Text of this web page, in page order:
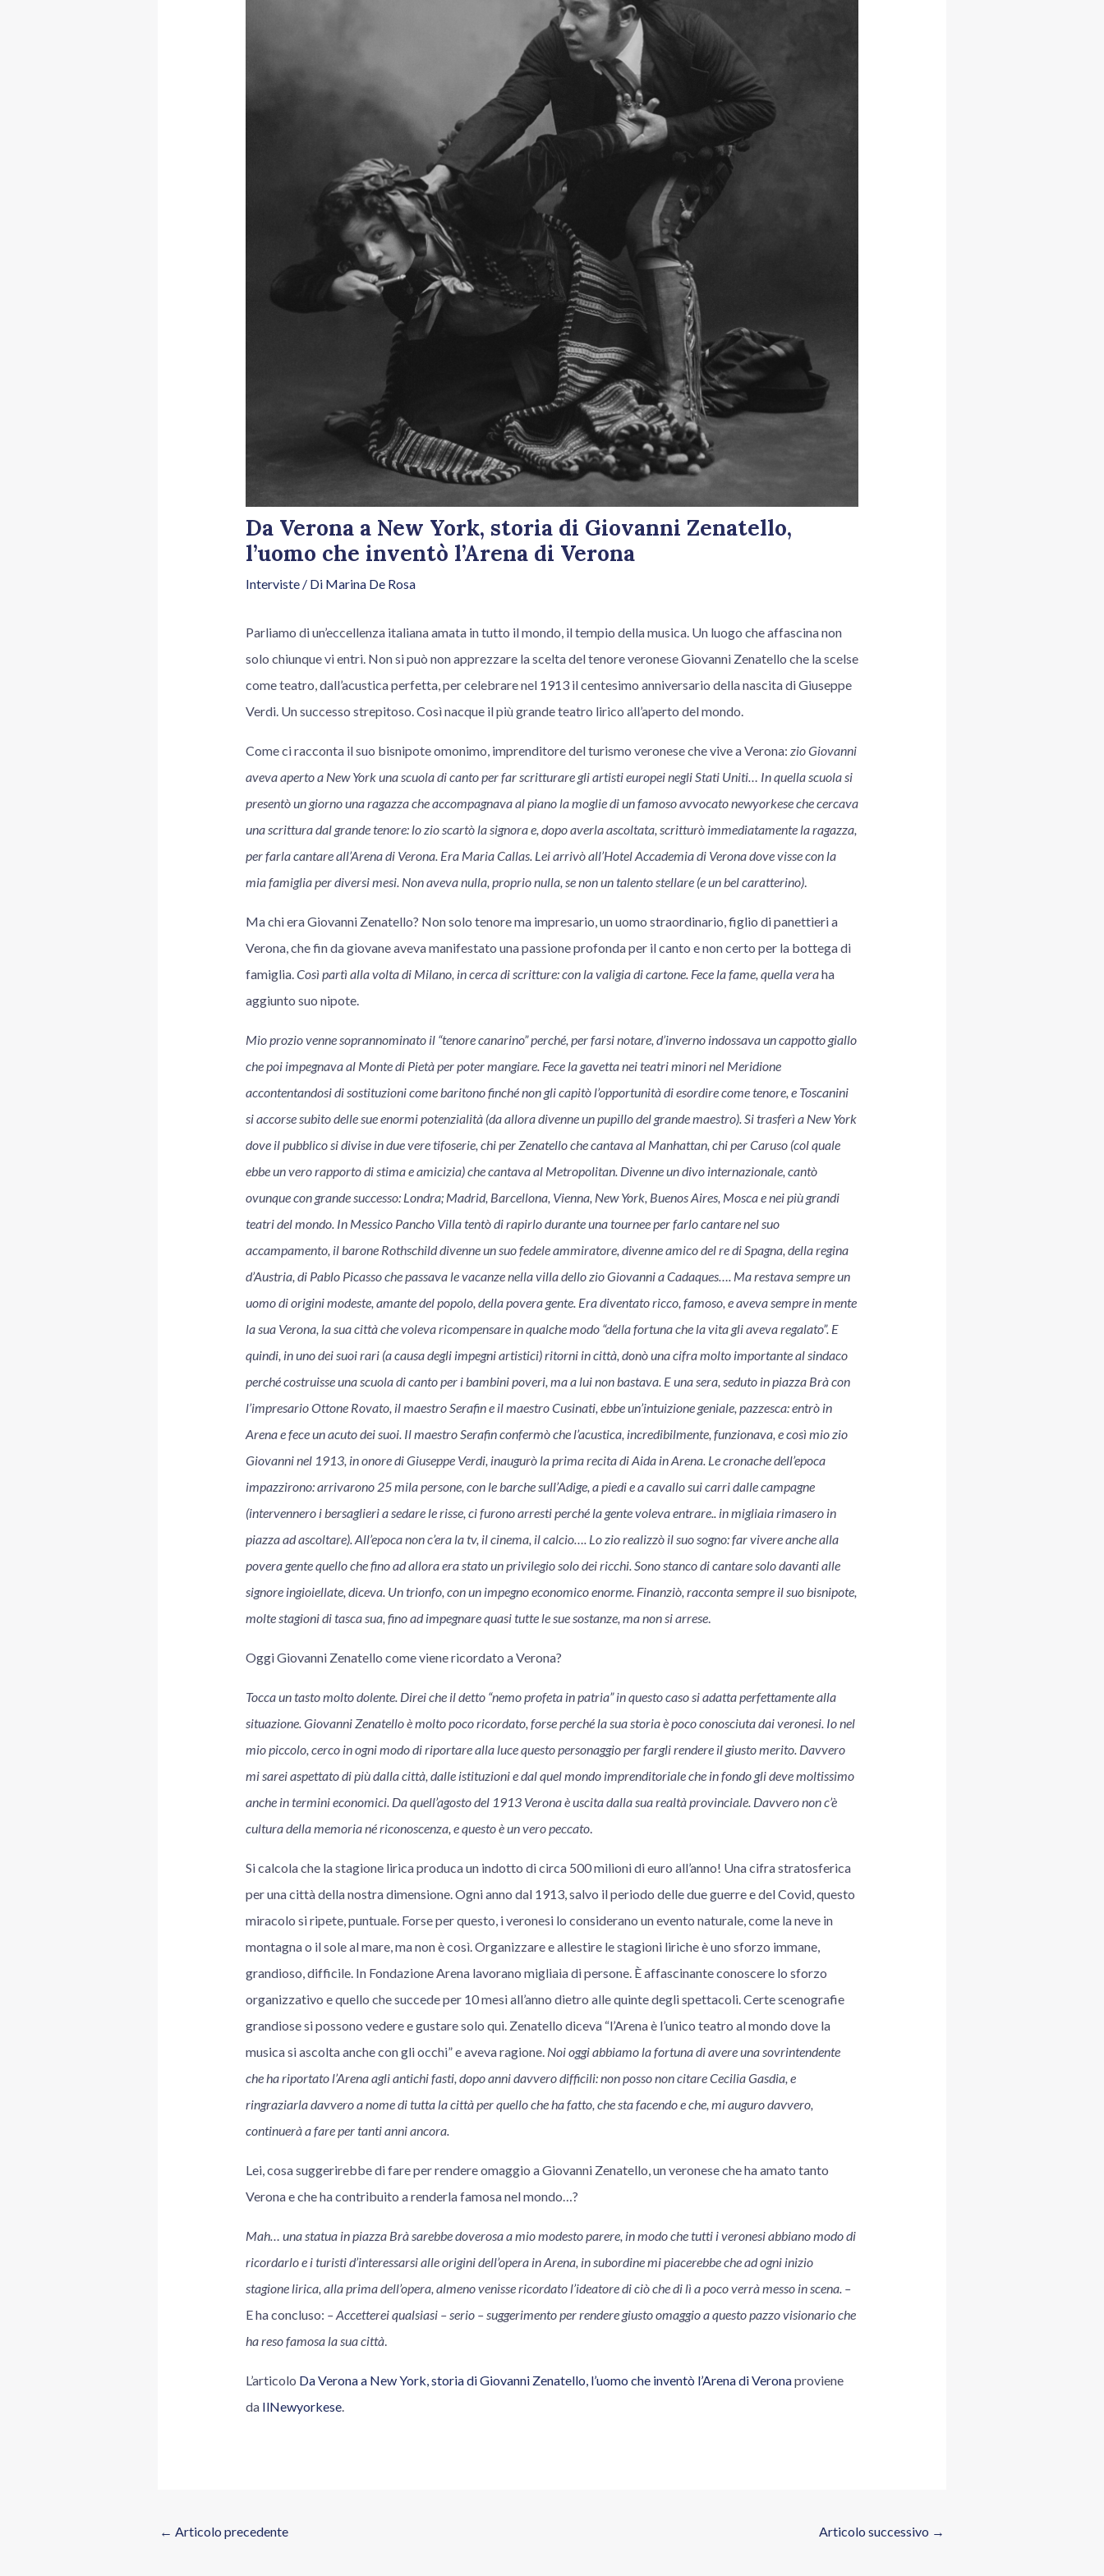
Da Verona a New York, storia di Giovanni Zenatello,
l’uomo che inventò l’Arena di Verona
Interviste/ Di Marina De Rosa
Parliamo di un’eccellenza italiana amata in tutto il mondo, il tempio della musica. Un luogo che affascina non
solo chiunque vi entri. Non si può non apprezzare la scelta del tenore veronese Giovanni Zenatello che la scelse
come teatro, dall’acustica perfetta, per celebrare nel 1913 il centesimo anniversario della nascita di Giuseppe
Verdi. Un successo strepitoso. Così nacque il più grande teatro lirico all’aperto del mondo.
Come ci racconta il suo bisnipote omonimo, imprenditore del turismo veronese che vive a Verona: zio Giovanni
aveva aperto a New York una scuola di canto per far scritturare gli artisti europei negli Stati Uniti… In quella scuola si
presentò un giorno una ragazza che accompagnava al piano la moglie di un famoso avvocato newyorkese che cercava
una scrittura dal grande tenore: lo zio scartò la signora e, dopo averla ascoltata, scritturò immediatamente la ragazza,
per farla cantare all’Arena di Verona. Era Maria Callas. Lei arrivò all’Hotel Accademia di Verona dove visse con la
mia famiglia per diversi mesi. Non aveva nulla, proprio nulla, se non un talento stellare (e un bel caratterino).
Ma chi era Giovanni Zenatello? Non solo tenore ma impresario, un uomo straordinario, figlio di panettieri a
Verona, che fin da giovane aveva manifestato una passione profonda per il canto e non certo per la bottega di
famiglia.Così partì alla volta di Milano, in cerca di scritture: con la valigia di cartone. Fece la fame, quella veraha
aggiunto suo nipote.
Mio prozio venne soprannominato il “tenore canarino” perché, per farsi notare, d’inverno indossava un cappotto giallo
che poi impegnava al Monte di Pietà per poter mangiare. Fece la gavetta nei teatri minori nel Meridione
accontentandosi di sostituzioni come baritono finché non gli capitò l’opportunità di esordire come tenore, e Toscanini
si accorse subito delle sue enormi potenzialità (da allora divenne un pupillo del grande maestro). Si trasferì a New York
dove il pubblico si divise in due vere tifoserie, chi per Zenatello che cantava al Manhattan, chi per Caruso (col quale
ebbe un vero rapporto di stima e amicizia) che cantava al Metropolitan. Divenne un divo internazionale, cantò
ovunque con grande successo: Londra; Madrid, Barcellona, Vienna, New York, Buenos Aires, Mosca e nei più grandi
teatri del mondo. In Messico Pancho Villa tentò di rapirlo durante una tournee per farlo cantare nel suo
accampamento, il barone Rothschild divenne un suo fedele ammiratore, divenne amico del re di Spagna, della regina
d’Austria, di Pablo Picasso che passava le vacanze nella villa dello zio Giovanni a Cadaques…. Ma restava sempre un
uomo di origini modeste, amante del popolo, della povera gente. Era diventato ricco, famoso, e aveva sempre in mente
la sua Verona, la sua città che voleva ricompensare in qualche modo “della fortuna che la vita gli aveva regalato”. E
quindi, in uno dei suoi rari (a causa degli impegni artistici) ritorni in città, donò una cifra molto importante al sindaco
perché costruisse una scuola di canto per i bambini poveri, ma a lui non bastava. E una sera, seduto in piazza Brà con
l’impresario Ottone Rovato, il maestro Serafin e il maestro Cusinati, ebbe un’intuizione geniale, pazzesca: entrò in
Arena e fece un acuto dei suoi. Il maestro Serafin confermò che l’acustica, incredibilmente, funzionava, e così mio zio
Giovanni nel 1913, in onore di Giuseppe Verdi, inaugurò la prima recita di Aida in Arena. Le cronache dell’epoca
impazzirono: arrivarono 25 mila persone, con le barche sull’Adige, a piedi e a cavallo sui carri dalle campagne
(intervennero i bersaglieri a sedare le risse, ci furono arresti perché la gente voleva entrare.. in migliaia rimasero in
piazza ad ascoltare). All’epoca non c’era la tv, il cinema, il calcio…. Lo zio realizzò il suo sogno: far vivere anche alla
povera gente quello che fino ad allora era stato un privilegio solo dei ricchi. Sono stanco di cantare solo davanti alle
signore ingioiellate, diceva. Un trionfo, con un impegno economico enorme. Finanziò, racconta sempre il suo bisnipote,
molte stagioni di tasca sua, fino ad impegnare quasi tutte le sue sostanze, ma non si arrese.
Oggi Giovanni Zenatello come viene ricordato a Verona?
Tocca un tasto molto dolente. Direi che il detto “nemo profeta in patria” in questo caso si adatta perfettamente alla
situazione. Giovanni Zenatello è molto poco ricordato, forse perché la sua storia è poco conosciuta dai veronesi. Io nel
mio piccolo, cerco in ogni modo di riportare alla luce questo personaggio per fargli rendere il giusto merito. Davvero
mi sarei aspettato di più dalla città, dalle istituzioni e dal quel mondo imprenditoriale che in fondo gli deve moltissimo
anche in termini economici. Da quell’agosto del 1913 Verona è uscita dalla sua realtà provinciale. Davvero non c’è
cultura della memoria né riconoscenza, e questo è un vero peccato.
Si calcola che la stagione lirica produca un indotto di circa 500 milioni di euro all’anno! Una cifra stratosferica
per una città della nostra dimensione. Ogni anno dal 1913, salvo il periodo delle due guerre e del Covid, questo
miracolo si ripete, puntuale. Forse per questo, i veronesi lo considerano un evento naturale, come la neve in
montagna o il sole al mare, ma non è così. Organizzare e allestire le stagioni liriche è uno sforzo immane,
grandioso, difficile. In Fondazione Arena lavorano migliaia di persone. È affascinante conoscere lo sforzo
organizzativo e quello che succede per 10 mesi all’anno dietro alle quinte degli spettacoli. Certe scenografie
grandiose si possono vedere e gustare solo qui. Zenatello diceva “l’Arena è l’unico teatro al mondo dove la
musica si ascolta anche con gli occhi” e aveva ragione. Noi oggi abbiamo la fortuna di avere una sovrintendente
che ha riportato l’Arena agli antichi fasti, dopo anni davvero difficili: non posso non citare Cecilia Gasdia, e
ringraziarla davvero a nome di tutta la città per quello che ha fatto, che sta facendo e che, mi auguro davvero,
continuerà a fare per tanti anni ancora.
Lei, cosa suggerirebbe di fare per rendere omaggio a Giovanni Zenatello, un veronese che ha amato tanto
Verona e che ha contribuito a renderla famosa nel mondo…?
Mah… una statua in piazza Brà sarebbe doverosa a mio modesto parere, in modo che tutti i veronesi abbiano modo di
ricordarlo e i turisti d’interessarsi alle origini dell’opera in Arena, in subordine mi piacerebbe che ad ogni inizio
stagione lirica, alla prima dell’opera, almeno venisse ricordato l’ideatore di ciò che di lì a poco verrà messo in scena. –
E ha concluso: – Accetterei qualsiasi – serio – suggerimento per rendere giusto omaggio a questo pazzo visionario che
ha reso famosa la sua città.
L’articolo Da Verona a New York, storia di Giovanni Zenatello, l’uomo che inventò l’Arena di Veronaproviene
da IlNewyorkese.
← Articolo precedente Articolo successivo →